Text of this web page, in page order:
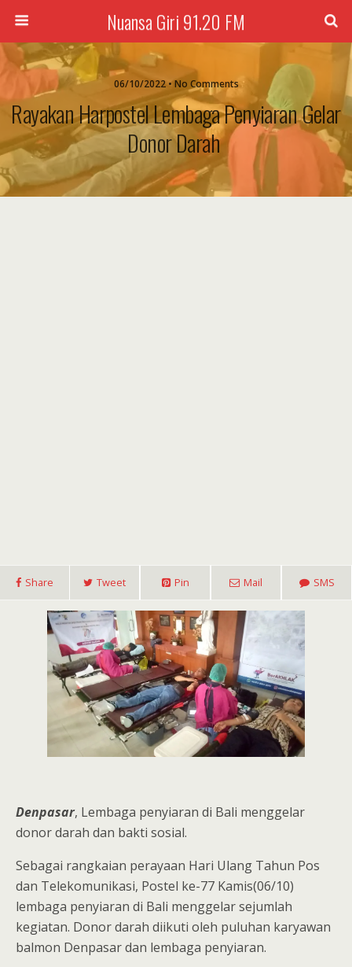
Nuansa Giri 91.20 FM
06/10/2022 • No Comments
Rayakan Harpostel Lembaga Penyiaran Gelar
Donor Darah
Share Tweet Pin Mail SMS
Denpasar, Lembaga penyiaran di Bali menggelar
donor darah dan bakti sosial.
Sebagai rangkaian perayaan Hari Ulang Tahun Pos
dan Telekomunikasi, Postel ke-77 Kamis(06/10)
lembaga penyiaran di Bali menggelar sejumlah
kegiatan. Donor darah diikuti oleh puluhan karyawan
balmon Denpasar dan lembaga penyiaran.